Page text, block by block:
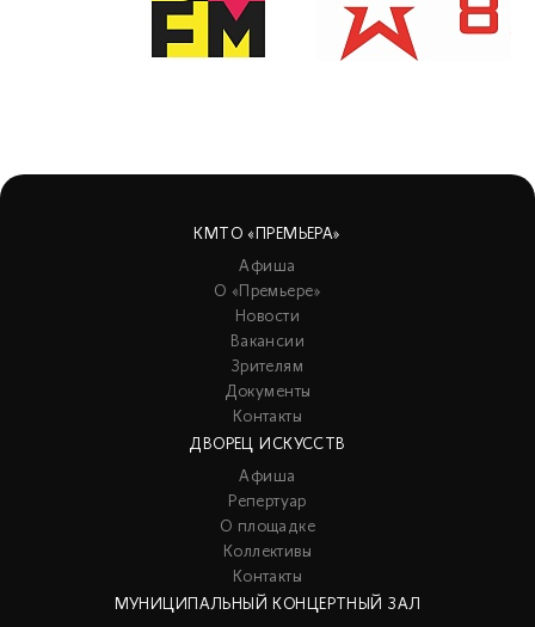
КМТО «ПРЕМЬЕРА»
Афиша
О «Премьере»
Новости
Вакансии
Зрителям
Документы
Контакты
ДВОРЕЦ ИСКУССТВ
Афиша
Репертуар
О площадке
Коллективы
Контакты
МУНИЦИПАЛЬНЫЙ КОНЦЕРТНЫЙ ЗАЛ